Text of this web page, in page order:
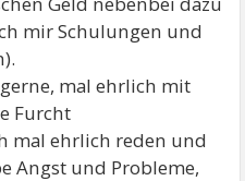
mir Schulungen und
mal ehrlich mit
Furcht
mal ehrlich reden und
Angst und Probleme,